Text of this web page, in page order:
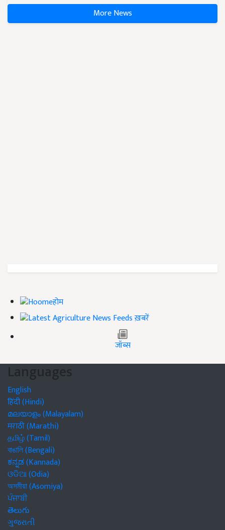
More News
होम
ख़बरें
जॉब्स
Languages
English
हिंदी (Hindi)
മലയാളം (Malayalam)
मराठी (Marathi)
தமிழ் (Tamil)
বাঙালি (Bengali)
ಕನ್ನಡ (Kannada)
ଓଡିଆ (Odia)
অসমীয়া (Asomiya)
ਪੰਜਾਬੀ
తెలుగు
ગુજરાતી